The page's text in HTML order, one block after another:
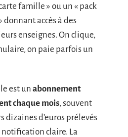
famille » ou un « pack
accès à des
enseignes. On clique,
on paie parfois un
est un abonnement
chaque mois, souvent
dizaines d’euros prélevés
notification claire. La